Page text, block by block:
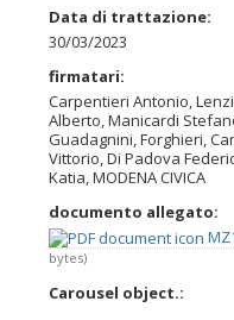
Data di trattazione:
30/03/2023
firmatari:
Carpentieri Antonio,
Alberto, Manicardi
Guadagnini, Forghieri,
Vittorio, Di Padova
Katia, MODENA CIVICA
documento allegato:
bytes)
Carousel object.: